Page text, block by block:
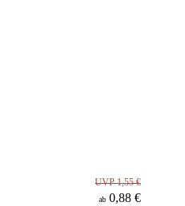
UVP 1,55 €
ab 0,88 €